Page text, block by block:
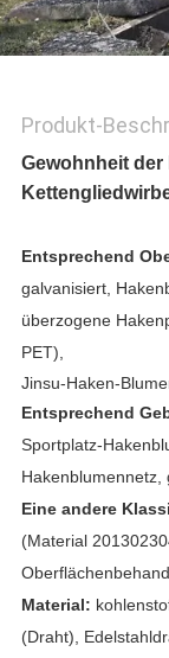
Produkt-
Gewohnheit der
Entsprechend
galvanisiert,
überzogene
PET),
Jinsu-Haken-
Entsprechend
Sportplatz-
Hakenblumennetz,
Eine andere
(Material
Material:
(Draht),